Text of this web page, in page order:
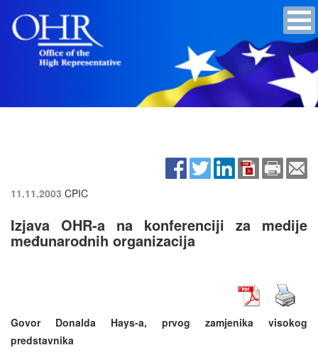
11.11.2003 CPIC
Izjava OHR-a na konferenciji za medije
međunarodnih organizacija
Govor Donalda Hays-a, prvog zamjenika visokog
predstavnika